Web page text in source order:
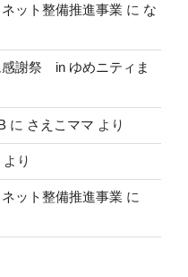
ット整備推進事業 に な
謝祭 in ゆめニティま
に さえこママ より
より
ット整備推進事業 に